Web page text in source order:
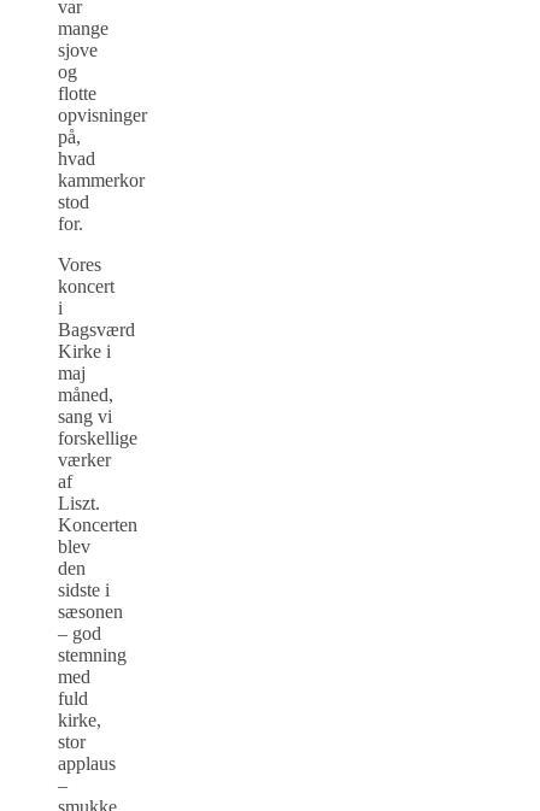
var
mange
sjove
og
flotte
opvisninger
på,
hvad
kammerkor
stod
for.
Vores
koncert
i
Bagsværd
Kirke i
maj
måned,
sang vi
forskellige
værker
af
Liszt.
Koncerten
blev
den
sidste i
sæsonen
– god
stemning
med
fuld
kirke,
stor
applaus
–
smukke